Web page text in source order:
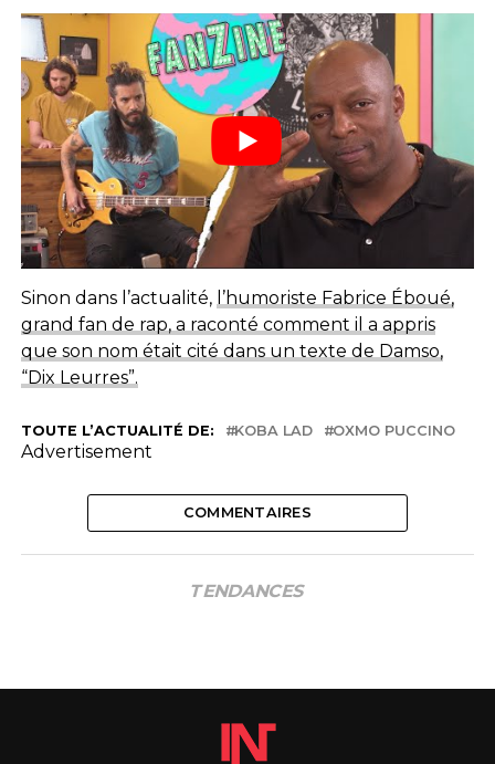
Sinon dans l’actualité, l’humoriste Fabrice Éboué,
grand fan de rap, a raconté comment il a appris
que son nom était cité dans un texte de Damso,
“Dix Leurres”.
TOUTE L’ACTUALITÉ DE: KOBA LAD OXMO PUCCINO
Advertisement
COMMENTAIRES
TENDANCES